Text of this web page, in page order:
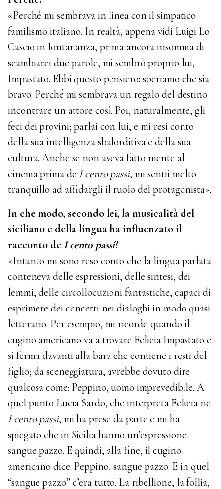
«Perché mi sembrava in linea con il simpatico
familismo italiano. In realtà, appena vidi Luigi Lo
Cascio in lontananza, prima ancora insomma di
scambiarci due parole, mi sembrò proprio lui,
Impastato. Ebbi questo pensiero: speriamo che sia
bravo. Perché mi sembrava un regalo del destino
incontrare un attore così. Poi, naturalmente, gli
feci dei provini; parlai con lui, e mi resi conto
della sua intelligenza sbalorditiva e della sua
cultura. Anche se non aveva fatto niente al
cinema prima de I cento passi, mi sentii molto
tranquillo ad affidargli il ruolo del protagonista».
In che modo, secondo lei, la musicalità del
siciliano e della lingua ha influenzato il
racconto de I cento passi?
«Intanto mi sono reso conto che la lingua parlata
conteneva delle espressioni, delle sintesi, dei
lemmi, delle circollocuzioni fantastiche, capaci di
esprimere dei concetti nei dialoghi in modo quasi
letterario. Per esempio, mi ricordo quando il
cugino americano va a trovare Felicia Impastato e
si ferma davanti alla bara che contiene i resti del
figlio; da sceneggiatura, avrebbe dovuto dire
qualcosa come: Peppino, uomo imprevedibile. A
quel punto Lucia Sardo, che interpreta Felicia ne
I cento passi, mi ha preso da parte e mi ha
spiegato che in Sicilia hanno un’espressione:
sangue pazzo. E quindi, alla fine, il cugino
americano dice: Peppino, sangue pazzo. E in quel
“sangue pazzo” c’era tutto. La ribellione, la follia,